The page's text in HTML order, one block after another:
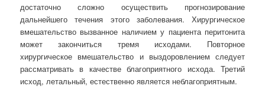
достаточно сложно осуществить прогнозирование
дальнейшего течения этого заболевания. Хирургическое
вмешательство вызванное наличием у пациента перитонита
может закончиться тремя исходами. Повторное
хирургическое вмешательство и выздоровлением следует
рассматривать в качестве благоприятного исхода. Третий
исход, летальный, естественно является неблагоприятным.